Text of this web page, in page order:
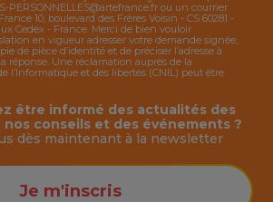
PERSONNELLES@artefrance.fr ou un courrier
10, boulevard des Frères Voisin - CS 60281 -
Cedex - France. Merci de bien vouloir
en vigueur adresser votre demande signée,
de pièce d’identité et de préciser l’adresse à
réponse. Une réclamation auprès de la
l’Informatique et des libertés (CNIL) peut être
être informé des actualités des
nos conseils et des événements ?
dès maintenant à la newsletter
Je m'inscris